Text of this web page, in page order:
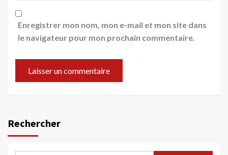
Enregistrer mon nom, mon e-mail et mon site dans
le navigateur pour mon prochain commentaire.
Rechercher